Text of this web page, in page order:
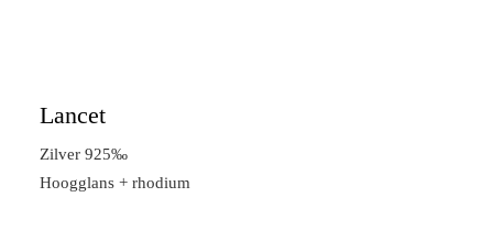
Lancet
Zilver 925‰
Hoogglans + rhodium